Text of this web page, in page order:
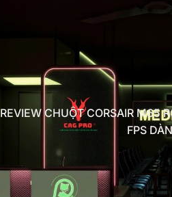
REVIEW CHUỘT CORSAIR M65
FPS